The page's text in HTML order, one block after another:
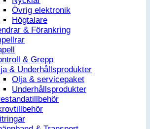
Övrig elektronik
Högtalare
& Förankring
& Grepp
& Underhållsprodukter
Olja & servicepaket
Underhållsprodukter